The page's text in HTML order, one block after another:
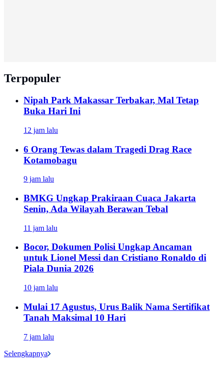
Terpopuler
Nipah Park Makassar Terbakar, Mal Tetap
Buka Hari Ini
12 jam lalu
6 Orang Tewas dalam Tragedi Drag Race
Kotamobagu
9 jam lalu
BMKG Ungkap Prakiraan Cuaca Jakarta
Senin, Ada Wilayah Berawan Tebal
11 jam lalu
Bocor, Dokumen Polisi Ungkap Ancaman
untuk Lionel Messi dan Cristiano Ronaldo di
Piala Dunia 2026
10 jam lalu
Mulai 17 Agustus, Urus Balik Nama Sertifikat
Tanah Maksimal 10 Hari
7 jam lalu
Selengkapnya